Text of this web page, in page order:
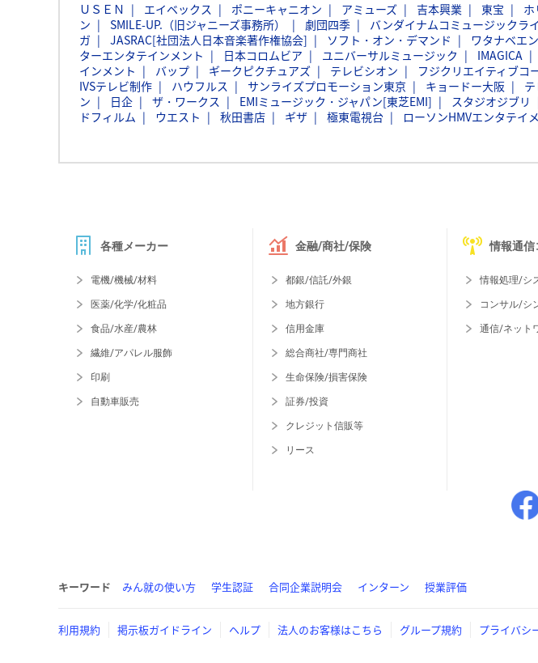
ＵＳＥＮ エイベックス ポニーキャニオン アミューズ 吉本興業 東宝 ホ
ン
SMILE-UP.（旧ジャニーズ事務所） 劇団四季 バンダイナムコミュージックラ
ガ
JASRAC[社団法人日本音楽著作権協会] ソフト・オン・デマンド ワタナベエ
ターエンタテインメント
日本コロムビア ユニバーサルミュージック IMAGICA
インメント
バップ ギークピクチュアズ テレビシオン フジクリエイティブコ
IVSテレビ制作
ハウフルス サンライズプロモーション東京 キョードー大阪
ン
日企 ザ・ワークス EMIミュージック・ジャパン[東芝EMI] スタジオジブリ
ドフィルム
ウエスト 秋田書店 ギザ 極東電視台 ローソンHMVエンタテイ
各種メーカー
電機/機械/材料
医薬/化学/化粧品
食品/水産/農林
繊維/アパレル服飾
印刷
自動車販売
金融/商社/保険
都銀/信託/外銀
地方銀行
信用金庫
総合商社/専門商社
生命保険/損害保険
証券/投資
クレジット信販等
リース
情報通信
情報処理/シ
コンサル/シ
通信/ネット
キーワード みん就の使い方 学生認証 合同企業説明会 インターン 授業評価
利用規約 掲示板ガイドライン ヘルプ 法人のお客様はこちら グループ規約 プライバシ